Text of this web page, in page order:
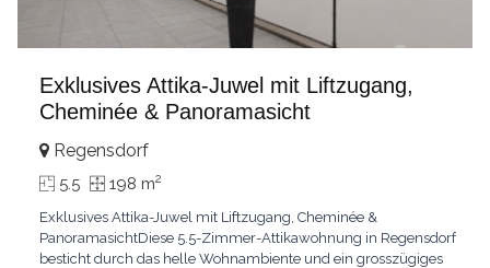
Exklusives Attika-Juwel mit Liftzugang,
Cheminée & Panoramasicht
Regensdorf
5.5 198 m2
Exklusives Attika-Juwel mit Liftzugang, Cheminée &
PanoramasichtDiese 5.5-Zimmer-Attikawohnung in Regensdorf
besticht durch das helle Wohnambiente und ein grosszügiges